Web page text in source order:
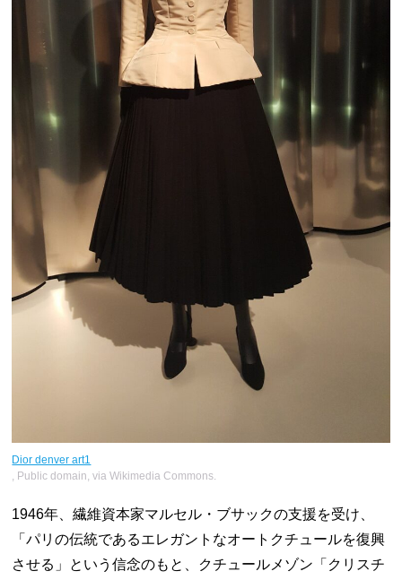
Dior denver art1
, Public domain, via Wikimedia Commons.
1946年、繊維資本家マルセル・ブサックの支援を受け、
「パリの伝統であるエレガントなオートクチュールを復興
させる」という信念のもと、クチュールメゾン「クリスチ